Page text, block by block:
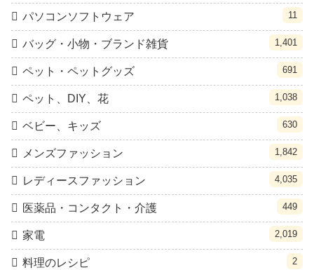
パソコンソフトウェア 11
バッグ・小物・ブランド雑貨 1,401
ペット・ペットグッズ 691
ペット、DIY、花 1,038
ベビー、キッズ 630
メンズファッション 1,842
レディースファッション 4,035
医薬品・コンタクト・介護 449
家電 2,019
料理のレシピ 2